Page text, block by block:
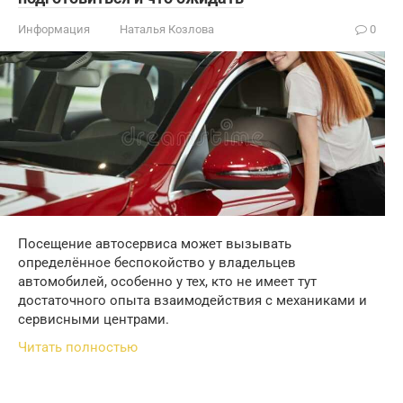
Информация Наталья Козлова 0
Посещение автосервиса может вызывать
определённое беспокойство у владельцев
автомобилей, особенно у тех, кто не имеет тут
достаточного опыта взаимодействия с механиками и
сервисными центрами.
Читать полностью